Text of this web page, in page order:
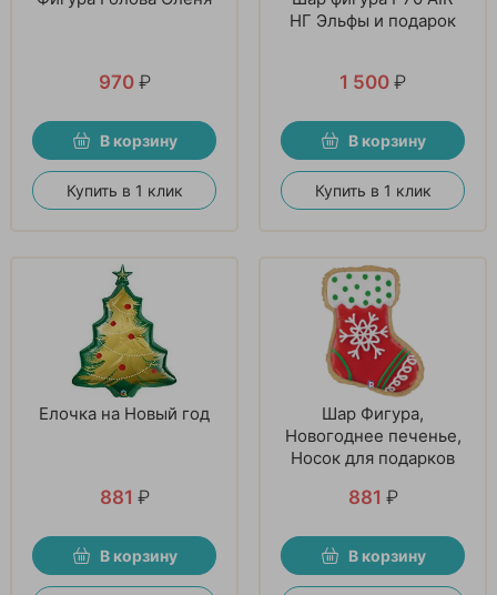
970 ₽
В корзину
Купить в 1 клик
НГ Эльфы и подарок
1 500 ₽
В корзину
Купить в 1 клик
Елочка на Новый год
881 ₽
В корзину
Шар Фигура,
Новогоднее печенье,
Носок для подарков
881 ₽
В корзину